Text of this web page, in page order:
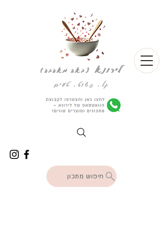
לירונא(באה מאהבה)
קל. פשוט. טעים
חיפוש מתכון